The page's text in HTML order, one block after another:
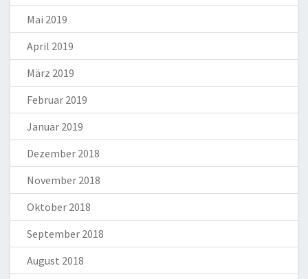
Mai 2019
April 2019
März 2019
Februar 2019
Januar 2019
Dezember 2018
November 2018
Oktober 2018
September 2018
August 2018